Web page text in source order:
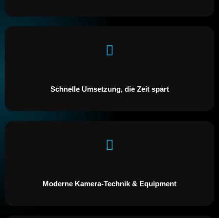
Schnelle Umsetzung, die Zeit spart
Moderne Kamera-Technik & Equipment